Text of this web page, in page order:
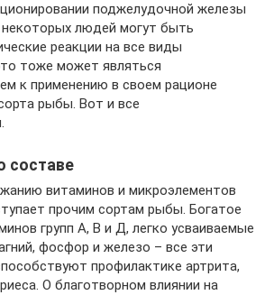
поджелудочной железы
некоторых людей могут быть
реакции на все виды
тоже может являться
к применению в своем рационе
рыбы. Вот и все
составе
витаминов и микроэлементов
прочим сортам рыбы. Богатое
групп А, В и Д, легко усваиваемые
фосфор и железо – все эти
профилактике артрита,
О благотворном влиянии на